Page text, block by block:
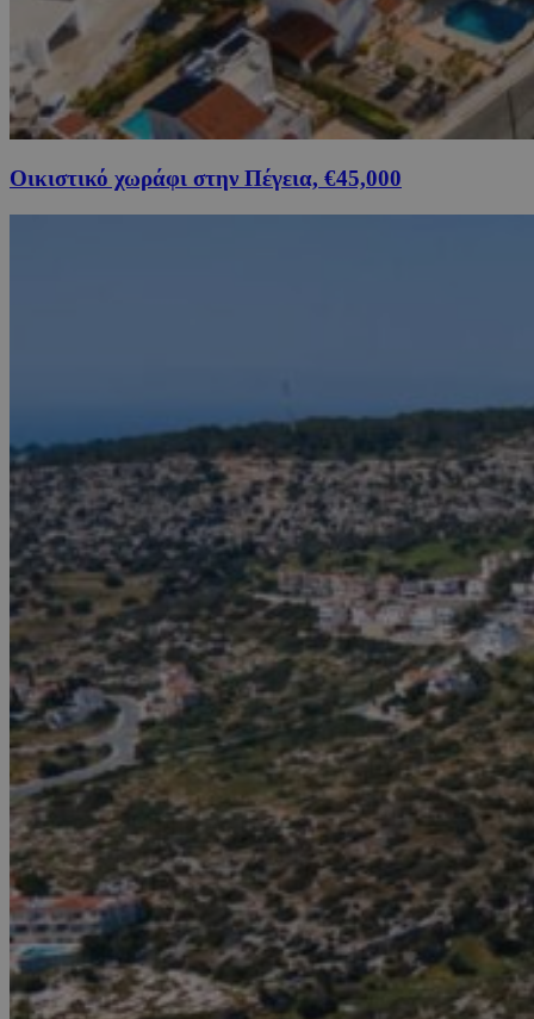
Οικιστικό χωράφι στην Πέγεια, €45,000